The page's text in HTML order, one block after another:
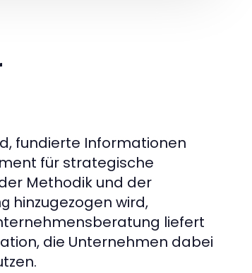
fundierte Informationen
für strategische
Methodik und der
hinzugezogen wird,
liefert
die Unternehmen dabei